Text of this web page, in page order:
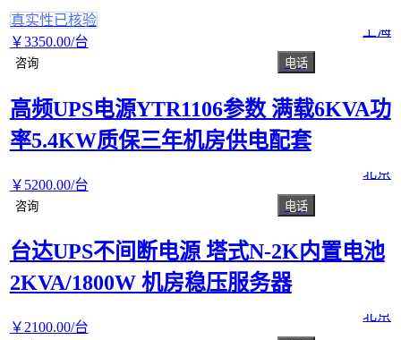
真实性已核验
￥3350.00/台
上海
咨询 电话
高频UPS电源YTR1106参数 满载6KVA功
率5.4KW质保三年机房供电配套
￥ 5200.00/台
北京
咨询 电话
台达UPS不间断电源 塔式N-2K内置电池
2KVA/1800W 机房稳压服务器
￥ 2100.00/台
北京